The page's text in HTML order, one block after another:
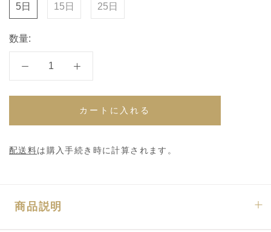
5日 15日 25日
数量:
カートに入れる
配送料は購入手続き時に計算されます。
商品説明